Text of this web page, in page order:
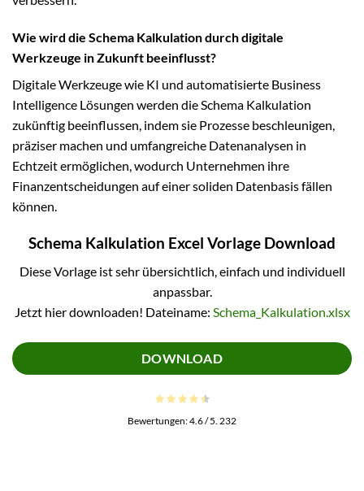
Wie wird die Schema Kalkulation durch digitale
Werkzeuge in Zukunft beeinflusst?
Digitale Werkzeuge wie KI und automatisierte Business
Intelligence Lösungen werden die Schema Kalkulation
zukünftig beeinflussen, indem sie Prozesse beschleunigen,
präziser machen und umfangreiche Datenanalysen in
Echtzeit ermöglichen, wodurch Unternehmen ihre
Finanzentscheidungen auf einer soliden Datenbasis fällen
können.
Schema Kalkulation Excel Vorlage Download
Diese Vorlage ist sehr übersichtlich, einfach und individuell
anpassbar.
Jetzt hier downloaden! Dateiname: Schema_Kalkulation.xlsx
DOWNLOAD
Bewertungen:4.6/ 5. 232